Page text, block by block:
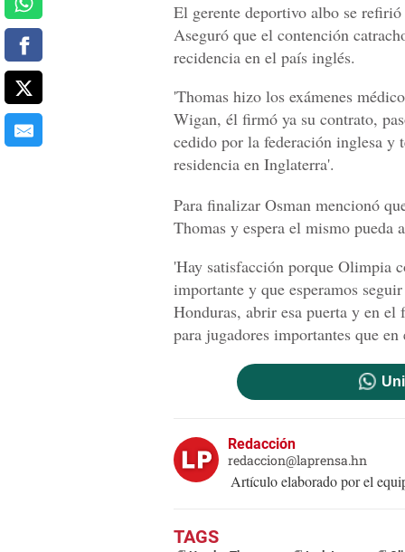
El gerente deportivo albo se
Aseguró que el contención
recidencia en el país inglés.
'Thomas hizo los exámenes
Wigan, él firmó ya su contrato,
cedido por la federación inglesa y
residencia en Inglaterra'.
Para finalizar Osman mencionó
Thomas y espera el mismo pueda
'Hay satisfacción porque Olimpia
importante y que esperamos
Honduras, abrir esa puerta y en
para jugadores importantes que
Redacción
redaccion@laprensa.hn
Artículo elaborado por el